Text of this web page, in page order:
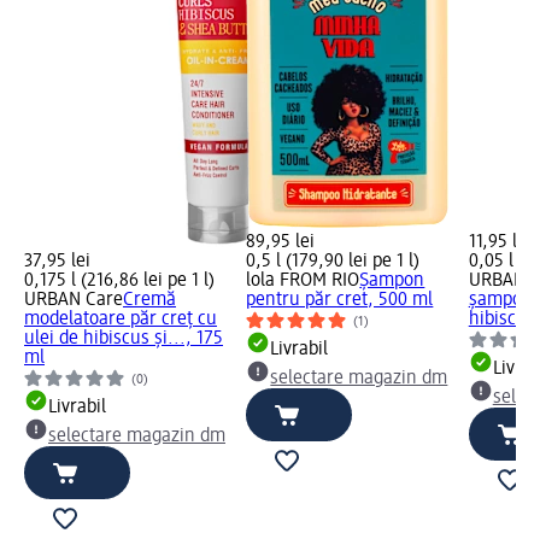
37,95 lei
0,175 l (216,86 lei pe 1 l)
URBAN CareCremă
modelatoare păr creț cu
ulei de hibiscus și..., 175
ml
(0)
Livrabil
selectare magazin dm
89,95 lei
0,5 l (179,90 lei pe 1 l)
lola FROM RIOȘampon
pentru păr cret, 500 ml
(1)
Livrabil
selectare magazin dm
11,95 lei
0,05 l
URBAN